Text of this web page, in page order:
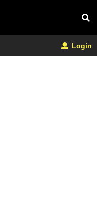
Login